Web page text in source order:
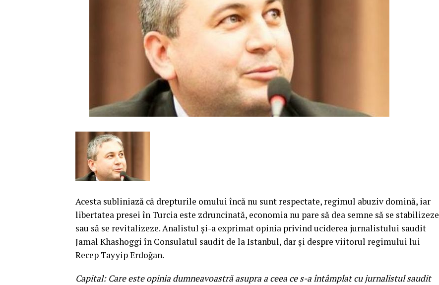
Acesta subliniază că drepturile omului încă nu sunt respectate, regimul abuziv domină, iar
libertatea presei în Turcia este zdruncinată, economia nu pare să dea semne să se stabilizeze
sau să se revitalizeze. Analistul şi-a exprimat opinia privind uciderea jurnalistului saudit
Jamal Khashoggi în Consulatul saudit de la Istanbul, dar şi despre viitorul regimului lui
Recep Tayyip Erdoğan.
Capital: Care este opinia dumneavoastră asupra a ceea ce s-a întâmplat cu jurnalistul saudit